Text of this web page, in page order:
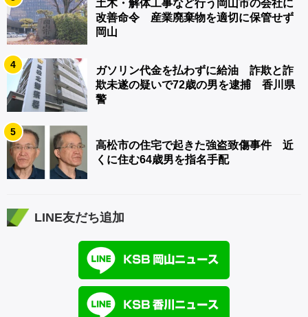
土木・解体工事など行う岡山市の会社に
改善命令 産業廃棄物を適切に保管せず
岡山
4
ガソリン代金を払わずに給油 詐欺と詐
欺未遂の疑いで72歳の男を逮捕 香川県
警
5
高松市の住宅で起きた強盗致傷事件 近
くに住む64歳男を指名手配
LINE友だち追加